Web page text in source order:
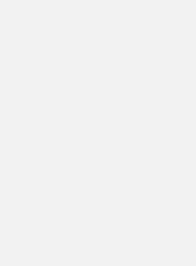
halten die meisten Befragten für
Umstieg auf ein Elektroauto zu